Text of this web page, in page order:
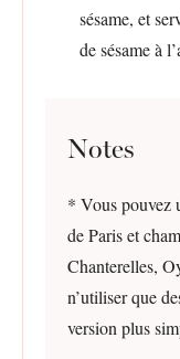
sésame, et
de sésame à
Notes
* Vous pouvez
de Paris et
Chanterelles,
n’utiliser que
version plus